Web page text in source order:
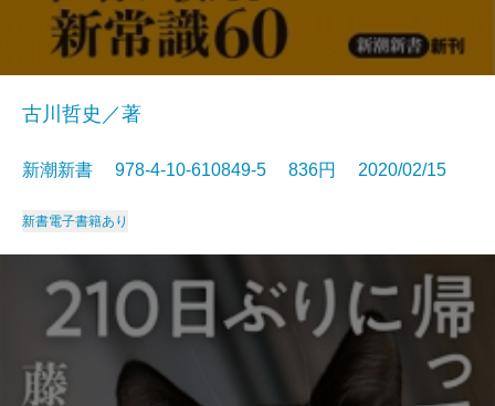
古川哲史／著
新潮新書 978-4-10-610849-5 836円 2020/02/15
新書電子書籍あり